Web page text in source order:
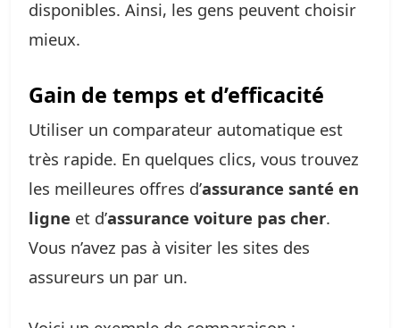
disponibles. Ainsi, les gens peuvent choisir
mieux.
Gain de temps et d’efficacité
Utiliser un comparateur automatique est
très rapide. En quelques clics, vous trouvez
les meilleures offres d’assurance santé en
ligne et d’assurance voiture pas cher.
Vous n’avez pas à visiter les sites des
assureurs un par un.